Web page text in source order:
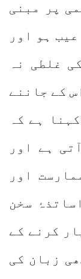
پر مبنی
ہو اور
غلطی نہ
کے جاننے
ہے کہ
ہے اور
اور
سخن
کرنے کے
زبان کی